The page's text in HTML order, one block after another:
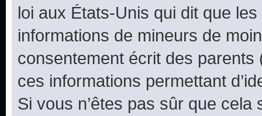
loi aux États-Unis qui dit que
informations de mineurs de
consentement écrit des parents
ces informations permettant
Si vous n’êtes pas sûr que